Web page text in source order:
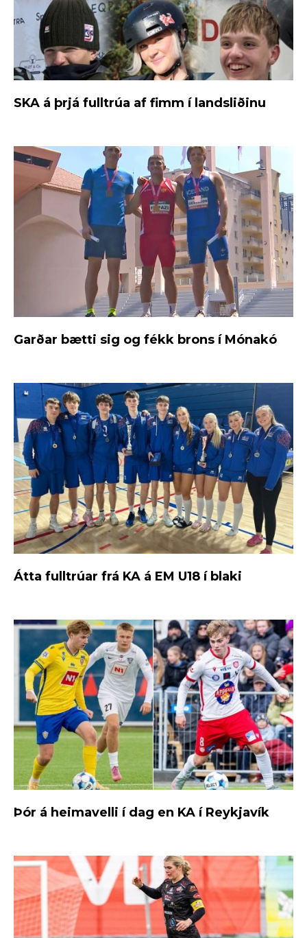
SKA á þrjá fulltrúa af fimm í landsliðinu
Garðar bætti sig og fékk brons í Mónakó
Átta fulltrúar frá KA á EM U18 í blaki
Þór á heimavelli í dag en KA í Reykjavík